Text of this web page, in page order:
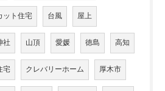
ット住宅 台風 屋上
社 山頂 愛媛 徳島 高知
宅 クレバリーホーム 厚木市